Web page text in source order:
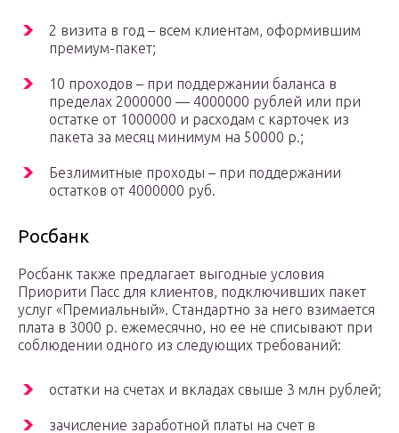
2 визита в год – всем клиентам, оформившим
премиум-пакет;
10 проходов – при поддержании баланса в
пределах 2000000 — 4000000 рублей или при
остатке от 1000000 и расходам с карточек из
пакета за месяц минимум на 50000 р.;
Безлимитные проходы – при поддержании
остатков от 4000000 руб.
Росбанк
Росбанк также предлагает выгодные условия
Приорити Пасс для клиентов, подключивших пакет
услуг «Премиальный». Стандартно за него взимается
плата в 3000 р. ежемесячно, но ее не списывают при
соблюдении одного из следующих требований:
остатки на счетах и вкладах свыше 3 млн рублей;
зачисление заработной платы на счет в